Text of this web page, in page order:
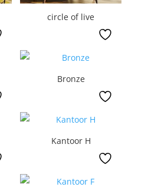
circle of live
Bronze
Kantoor H